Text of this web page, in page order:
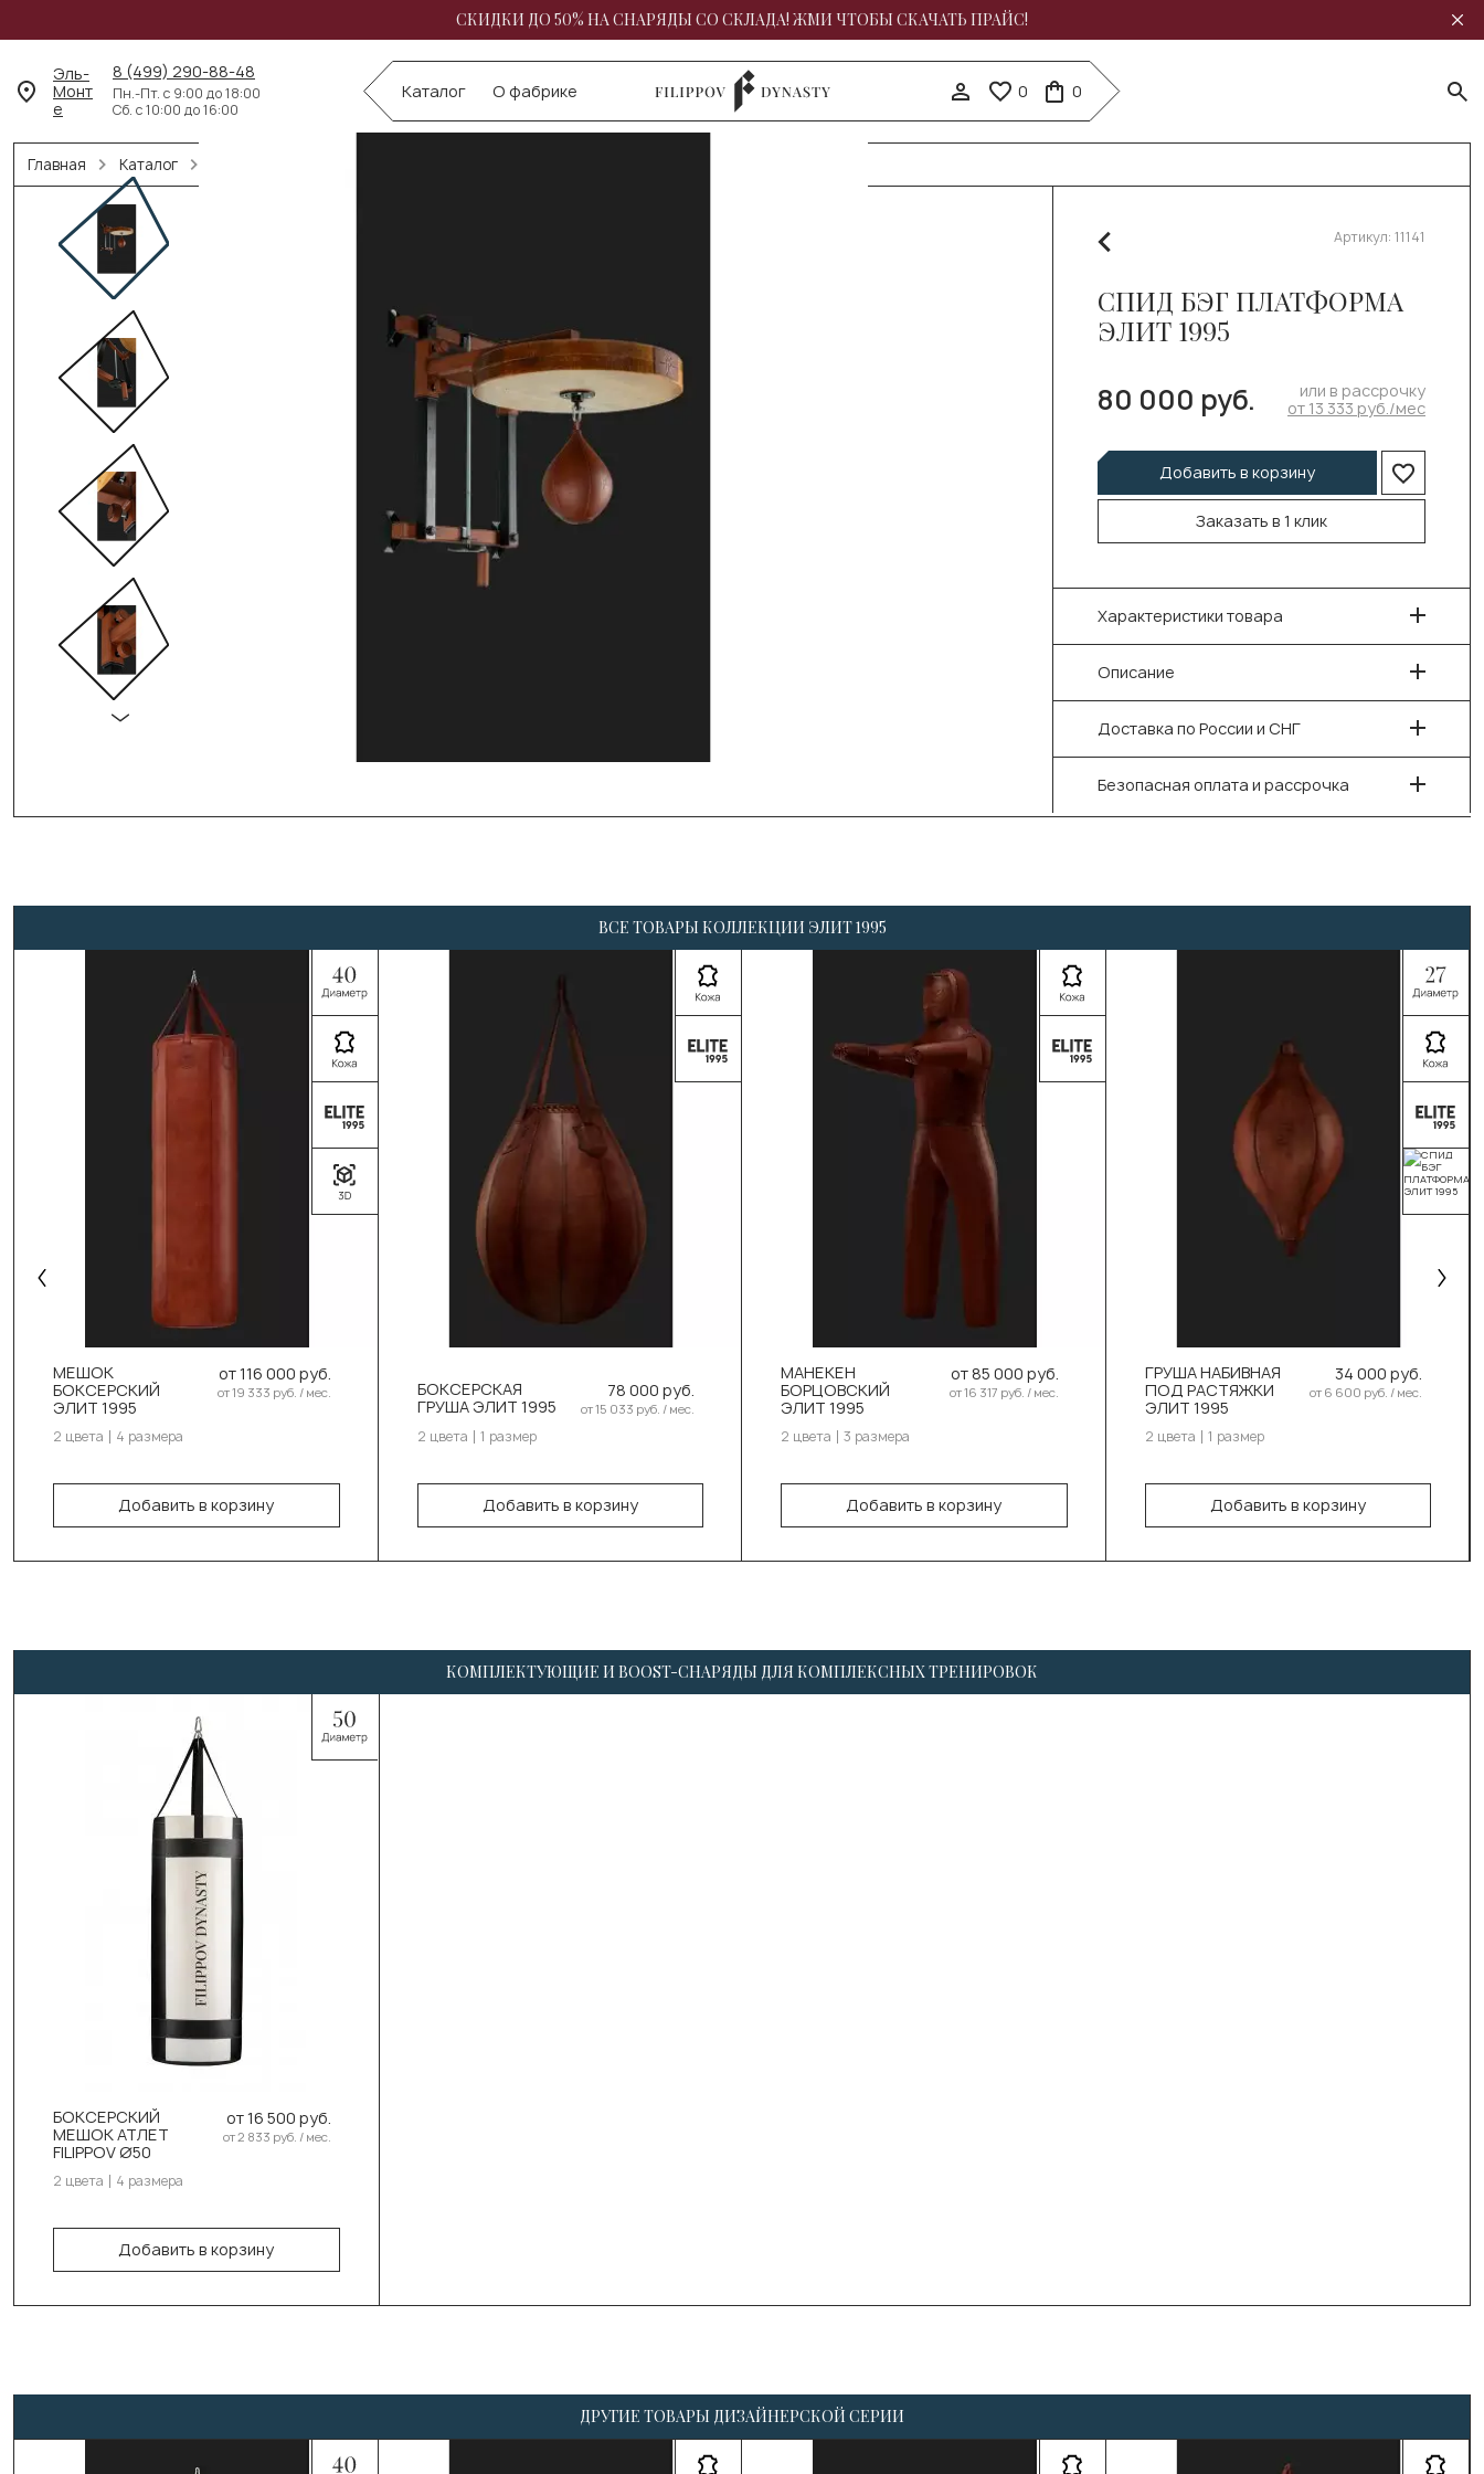
СКИДКИ ДО 50% НА СНАРЯДЫ СО СКЛАДА! ЖМИ ЧТОБЫ СКАЧАТЬ ПРАЙС!
Эль-
Монт
е
8 (499) 290-88-48
Пн.-Пт. с 9:00 до 18:00
Сб. с 10:00 до 16:00
Каталог О фабрике 0 0
Главная Каталог
Артикул: 11141
СПИД БЭГ ПЛАТФОРМА
ЭЛИТ 1995
80 000 руб.
или в рассрочку
от 13 333 руб./мес
Добавить в корзину
Заказать в 1 клик
Характеристики товара
Описание
Доставка по России и СНГ
Безопасная оплата и рассрочка
ВСЕ ТОВАРЫ КОЛЛЕКЦИИ ЭЛИТ 1995
МЕШОК
БОКСЕРСКИЙ
ЭЛИТ 1995
от 116 000 руб.
от 19 333 руб. / мес.
2 цвета 4 размера
Добавить в корзину
110см/40см/40-45кг
130см/40см/50-55кг
150см/40см/55-60кг
В корзину
БОКСЕРСКАЯ
ГРУША ЭЛИТ 1995
78 000 руб.
от 15 033 руб. / мес.
2 цвета 1 размер
Добавить в корзину
Выберите цвет:
В корзину
МАНЕКЕН
БОРЦОВСКИЙ
ЭЛИТ 1995
от 85 000 руб.
от 16 317 руб. / мес.
2 цвета 3 размера
Добавить в корзину
130см/20-22кг
150см/27-30кг
В корзину
ГРУША НАБИВНАЯ
ПОД РАСТЯЖКИ
ЭЛИТ 1995
34 000 руб.
от 6 600 руб. / мес.
2 цвета 1 размер
Добавить в корзину
Коричневый
В корзину
КОМПЛЕКТУЮЩИЕ И BOOST-СНАРЯДЫ ДЛЯ КОМПЛЕКСНЫХ ТРЕНИРОВОК
БОКСЕРСКИЙ
МЕШОК АТЛЕТ
FILIPPOV Ø50
от 16 500 руб.
от 2 833 руб. / мес.
2 цвета 4 размера
Добавить в корзину
Выберите цвет:
Белый
Выберите размер:
130см/50см/55-58кг
150см/50см/60-63кг
В корзину
ДРУГИЕ ТОВАРЫ ДИЗАЙНЕРСКОЙ СЕРИИ